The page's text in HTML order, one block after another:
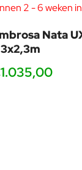
Willemyns |
2 - 6 weken
Nata